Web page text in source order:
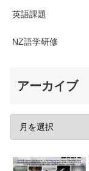
英語課題
NZ語学研修
アーカイブ